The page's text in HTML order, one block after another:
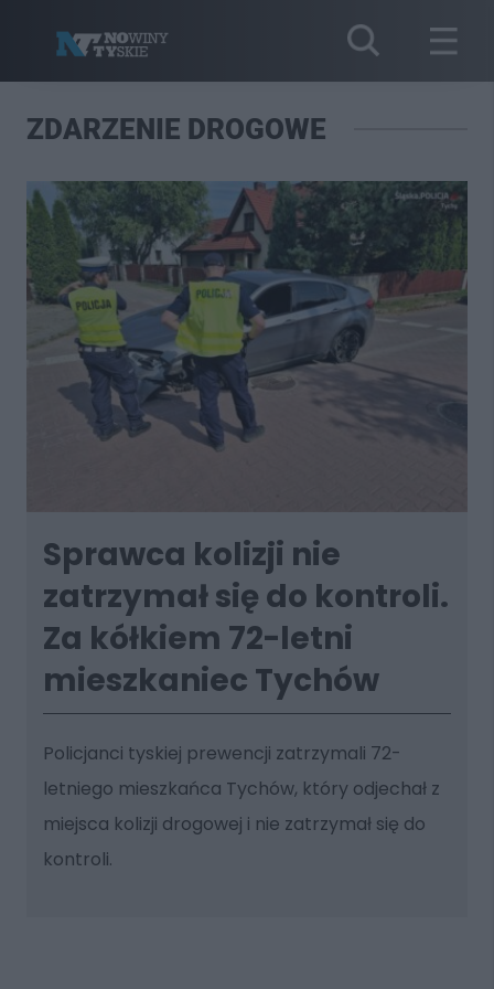
ZDARZENIE DROGOWE
Sprawca kolizji nie
zatrzymał się do kontroli.
Za kółkiem 72-letni
mieszkaniec Tychów
Policjanci tyskiej prewencji zatrzymali 72-
letniego mieszkańca Tychów, który odjechał z
miejsca kolizji drogowej i nie zatrzymał się do
kontroli.